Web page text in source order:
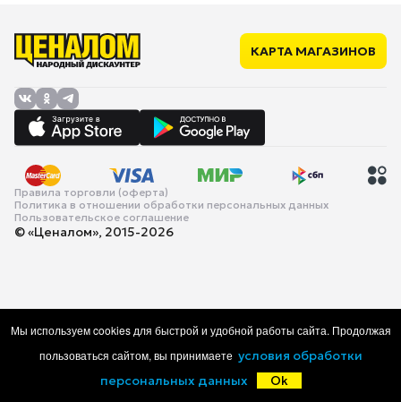
КАРТА МАГАЗИНОВ
Правила торговли (оферта)
Политика в отношении обработки персональных данных
Пользовательское соглашение
© «Ценалом», 2015-2026
Каталог Корзина Избранное
Мы используем cookies для быстрой и удобной работы сайта. Продолжая
пользоваться сайтом, вы принимаете условия обработки
персональных данных
Ok